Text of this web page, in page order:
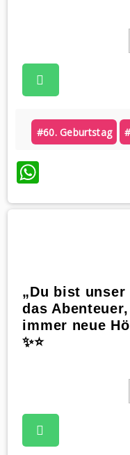
#60. Geburtstag
„Du bist unser
das
immer neue
✨⭐️